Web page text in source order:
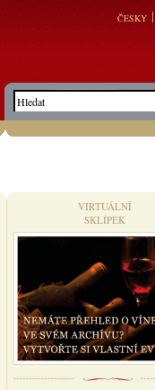
VIRTUÁLNÍ
SKLÍPEK